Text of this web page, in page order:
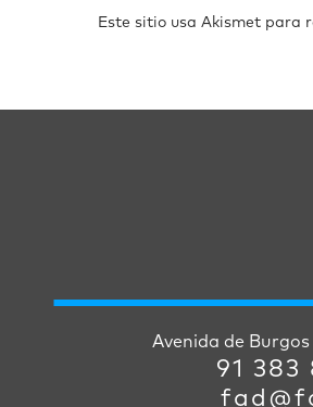
Este sitio usa Akismet para
Avenida de
91 383